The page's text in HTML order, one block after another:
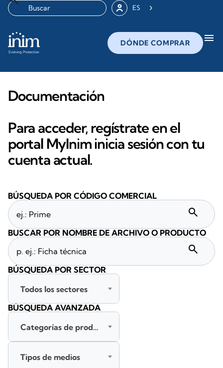
ES
DÓNDE COMPRAR menu
Documentación
Para acceder, regístrate en el
portal MyInim inicia sesión con tu
cuenta actual.
BÚSQUEDA POR CÓDIGO COMERCIAL
search
BUSCAR POR NOMBRE DE ARCHIVO O PRODUCTO
search
BÚSQUEDA POR SECTOR
Todos los sectores
BÚSQUEDA AVANZADA
Categorías de productos
Tipos de medios